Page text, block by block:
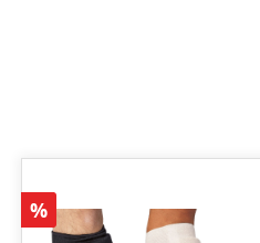
Rabatt
%